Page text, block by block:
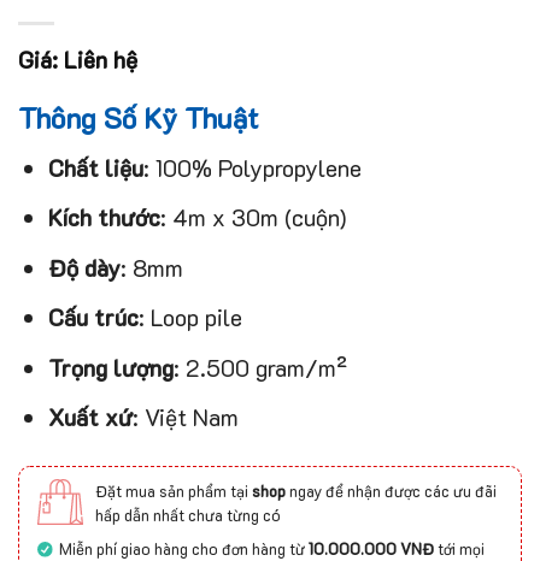
Giá: Liên hệ
Thông Số Kỹ Thuật
Chất liệu: 100% Polypropylene
Kích thước: 4m x 30m (cuộn)
Độ dày: 8mm
Cấu trúc: Loop pile
Trọng lượng: 2.500 gram/m²
Xuất xứ: Việt Nam
Đặt mua sản phẩm tại shopngay để nhận được các ưu đãi
hấp dẫn nhất chưa từng có
Miễn phí giao hàng cho đơn hàng từ10.000.000 VNĐtới mọi